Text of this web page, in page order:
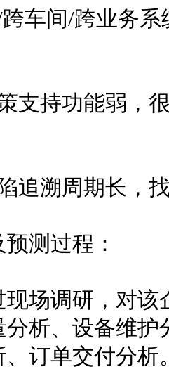
车间/跨业务
支持功能弱，
追溯周期长，
测过程：
场调研，对
析、设备维
、订单交付分析